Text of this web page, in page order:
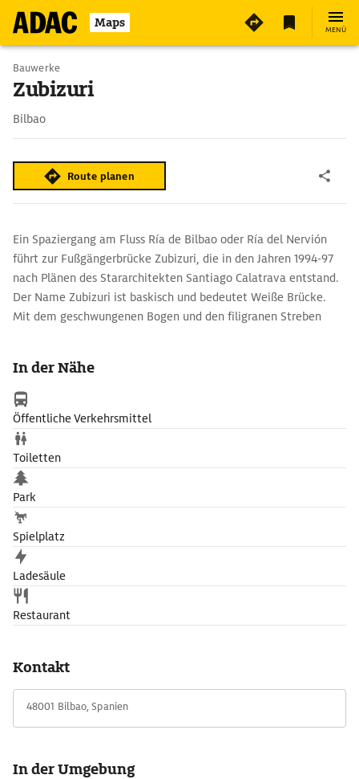
Maps MENÜ
Bauwerke
Zubizuri
Bilbao
Route planen
Ein Spaziergang am Fluss Ría de Bilbao oder Ría del Nervión
führt zur Fußgängerbrücke Zubizuri, die in den Jahren 1994-97
nach Plänen des Stararchitekten Santiago Calatrava entstand.
Der Name Zubizuri ist baskisch und bedeutet Weiße Brücke.
Mit dem geschwungenen Bogen und den filigranen Streben
ursprünglich aus Glas bestand. Da dieser bei Regen sehr
rutschig wurde, ließ die Stadt schwarze Kunststoffmatten
anbringen und musste daraufhin 30.000 € an den Architekten
wegen Verstoßes gegen seine Urheberrechte zahlen.
In der Nähe
Öffentliche Verkehrsmittel
Toiletten
Park
Spielplatz
Ladesäule
Restaurant
Kontakt
48001 Bilbao, Spanien
In der Umgebung